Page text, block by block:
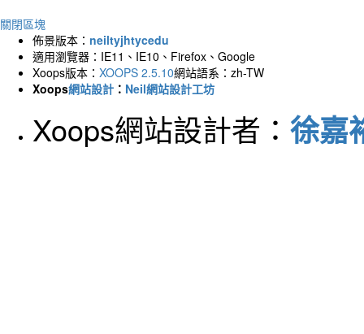
關閉區塊
佈景版本： neiltyjhtycedu
適用瀏覽器：IE11、IE10、Firefox、Google
Xoops版本： XOOPS 2.5.10網站語系：zh-TW
Xoops網站設計 ： Neil網站設計工坊
Xoops網站設計者： 徐嘉